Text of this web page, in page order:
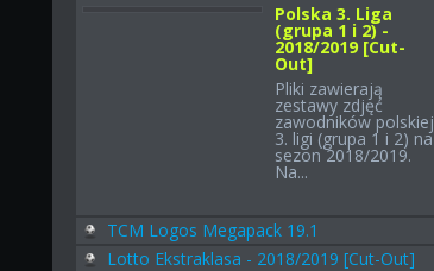
Polska 3. Liga
(grupa 1 i 2) -
2018/2019 [Cut-
Out]
Pliki zawierają
zestawy zdjęć
zawodników polskiej
3. ligi (grupa 1 i 2) na
sezon 2018/2019.
Na...
TCM Logos Megapack 19.1
Lotto Ekstraklasa - 2018/2019 [Cut-Out]